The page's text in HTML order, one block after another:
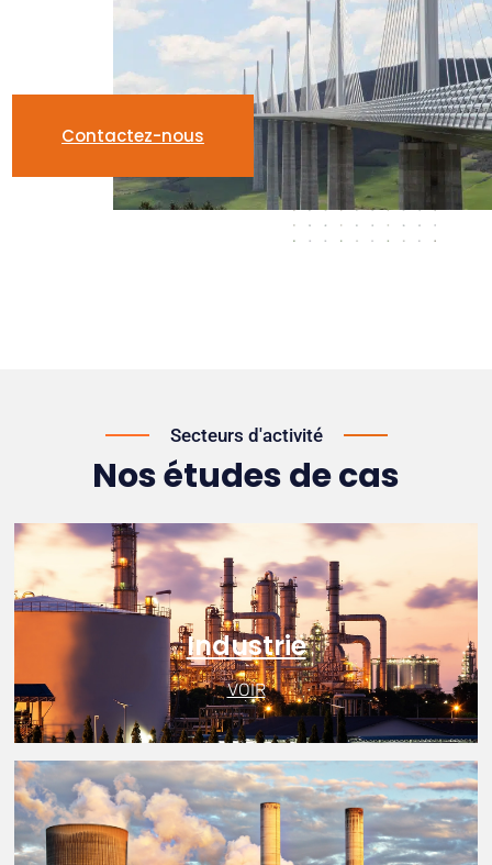
Contactez-nous
Secteurs d'activité
Nos études de cas
Industrie
VOIR